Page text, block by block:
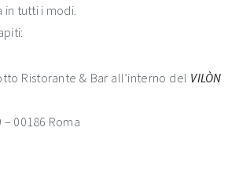
in tutti i modi.
Ristorante & Bar all’interno del VILÒN
– 00186 Roma